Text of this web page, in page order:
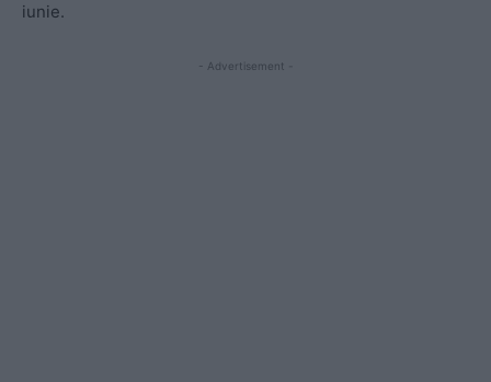
iunie.
- Advertisement -